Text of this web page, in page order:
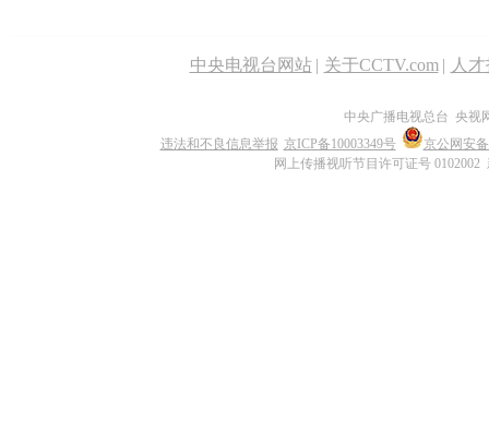
中央电视台网站 | 关于CCTV.com | 人
中央广播电视总台 央视
违法和不良信息举报 京ICP备10003349号
京公网安备
网上传播视听节目许可证号 0102002